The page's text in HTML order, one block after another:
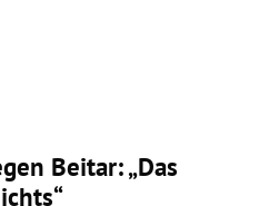
Beitar: „Das